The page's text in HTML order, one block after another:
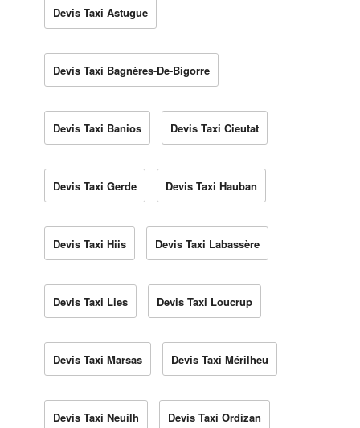
Devis Taxi Astugue
Devis Taxi Bagnères-De-Bigorre
Devis Taxi Banios Devis Taxi Cieutat
Devis Taxi Gerde Devis Taxi Hauban
Devis Taxi Hiis Devis Taxi Labassère
Devis Taxi Lies Devis Taxi Loucrup
Devis Taxi Marsas Devis Taxi Mérilheu
Devis Taxi Neuilh Devis Taxi Ordizan